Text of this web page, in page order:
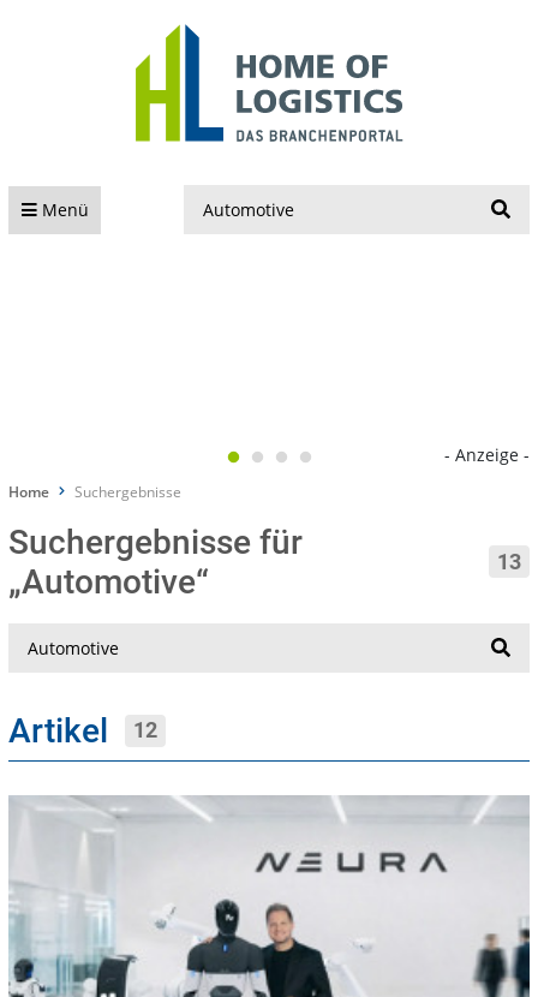
Menü
- Anzeige -
Home Suchergebnisse
Suchergebnisse für
„Automotive“
13
Artikel 12